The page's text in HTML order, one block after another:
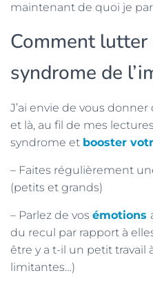
maintenant de quoi je
Comment lutter
syndrome de
J’ai envie de vous
et là, au fil de mes
syndrome et booster
– Faites régulièrement
(petits et grands)
– Parlez de vos émotions
du recul par rapport à
être y a t-il un petit travail
limitantes…)